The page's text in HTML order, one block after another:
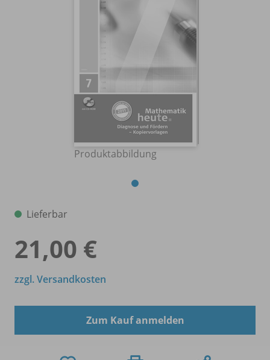
Produktabbildung
Lieferbar
21,00 €
zzgl. Versandkosten
Zum Kauf anmelden